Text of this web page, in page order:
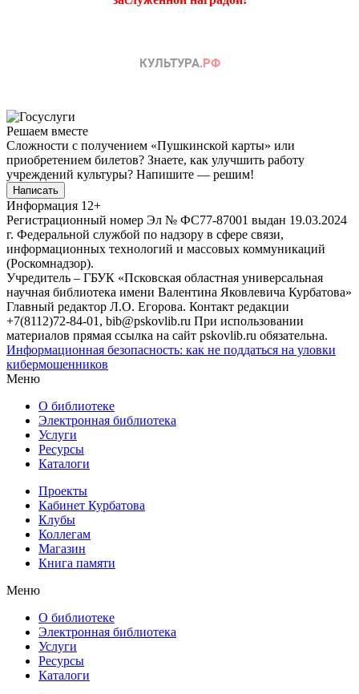
Решаем вместе
Сложности с получением «Пушкинской карты» или
приобретением билетов? Знаете, как улучшить работу
учреждений культуры? Напишите — решим!
Написать
Информация 12+
Регистрационный номер Эл № ФС77-87001 выдан 19.03.2024
г. Федеральной службой по надзору в сфере связи,
информационных технологий и массовых коммуникаций
(Роскомнадзор).
Учредитель – ГБУК «Псковская областная универсальная
научная библиотека имени Валентина Яковлевича Курбатова»
Главный редактор Л.О. Егорова. Контакт редакции
+7(8112)72-84-01, bib@pskovlib.ru При использовании
материалов прямая ссылка на сайт pskovlib.ru обязательна.
Информационная безопасность: как не поддаться на уловки
кибермошенников
Меню
О библиотеке
Электронная библиотека
Услуги
Ресурсы
Каталоги
Проекты
Кабинет Курбатова
Клубы
Коллегам
Магазин
Книга памяти
Меню
О библиотеке
Электронная библиотека
Услуги
Ресурсы
Каталоги